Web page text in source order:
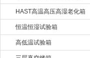
HAST高温高压高湿老化箱
恒温恒湿试验箱
高低温试验箱